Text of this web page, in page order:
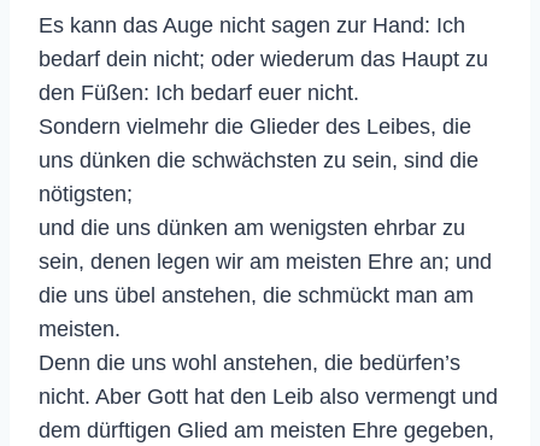
Es kann das Auge nicht sagen zur Hand: Ich
bedarf dein nicht; oder wiederum das Haupt zu
den Füßen: Ich bedarf euer nicht.
Sondern vielmehr die Glieder des Leibes, die
uns dünken die schwächsten zu sein, sind die
nötigsten;
und die uns dünken am wenigsten ehrbar zu
sein, denen legen wir am meisten Ehre an; und
die uns übel anstehen, die schmückt man am
meisten.
Denn die uns wohl anstehen, die bedürfen’s
nicht. Aber Gott hat den Leib also vermengt und
dem dürftigen Glied am meisten Ehre gegeben,